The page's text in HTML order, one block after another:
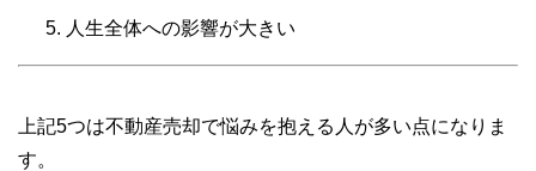
人生全体への影響が大きい
上記5つは不動産売却で悩みを抱える人が多い点になりま
す。